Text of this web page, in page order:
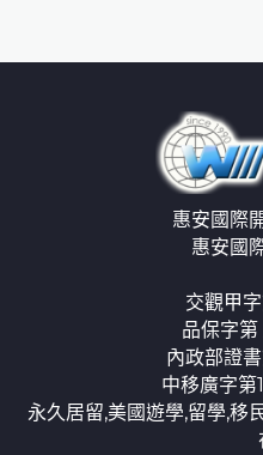
惠安國際
惠安國
交觀甲
品保字
內政部證
中移廣字
永久居留,美國遊學,留學,移